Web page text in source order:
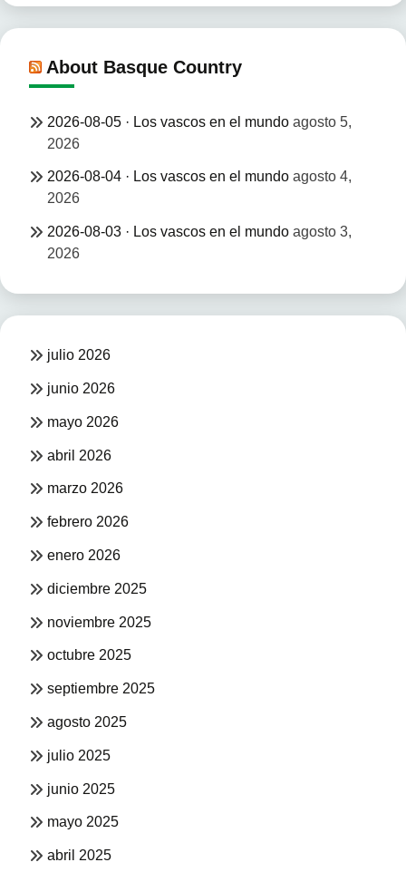
About Basque Country
2026-08-05 · Los vascos en el mundo agosto 5,
2026
2026-08-04 · Los vascos en el mundo agosto 4,
2026
2026-08-03 · Los vascos en el mundo agosto 3,
2026
julio 2026
junio 2026
mayo 2026
abril 2026
marzo 2026
febrero 2026
enero 2026
diciembre 2025
noviembre 2025
octubre 2025
septiembre 2025
agosto 2025
julio 2025
junio 2025
mayo 2025
abril 2025